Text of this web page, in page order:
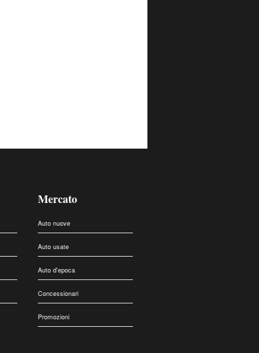
Mercato
Auto nuove
Auto usate
Auto d'epoca
Concessionari
Promozioni